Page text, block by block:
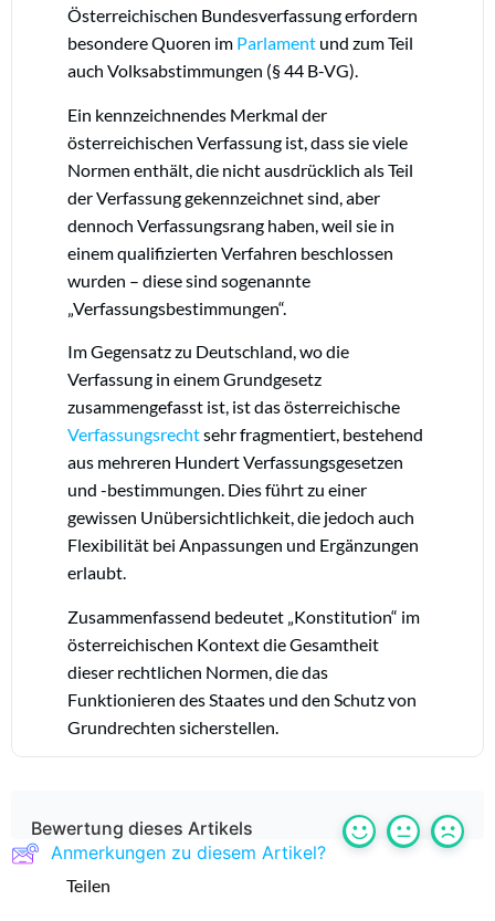
Österreichischen Bundesverfassung erfordern
besondere Quoren im Parlament und zum Teil
auch Volksabstimmungen (§ 44 B-VG).
Ein kennzeichnendes Merkmal der
österreichischen Verfassung ist, dass sie viele
Normen enthält, die nicht ausdrücklich als Teil
der Verfassung gekennzeichnet sind, aber
dennoch Verfassungsrang haben, weil sie in
einem qualifizierten Verfahren beschlossen
wurden – diese sind sogenannte
„Verfassungsbestimmungen“.
Im Gegensatz zu Deutschland, wo die
Verfassung in einem Grundgesetz
zusammengefasst ist, ist das österreichische
Verfassungsrechtsehr fragmentiert, bestehend
aus mehreren Hundert Verfassungsgesetzen
und -bestimmungen. Dies führt zu einer
gewissen Unübersichtlichkeit, die jedoch auch
Flexibilität bei Anpassungen und Ergänzungen
erlaubt.
Zusammenfassend bedeutet „Konstitution“ im
österreichischen Kontext die Gesamtheit
dieser rechtlichen Normen, die das
Funktionieren des Staates und den Schutz von
Grundrechten sicherstellen.
Bewertung dieses Artikels
Anmerkungen zu diesem Artikel?
Teilen